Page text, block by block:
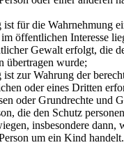
ist für die Wahrnehmung
öffentlichen Interesse
Gewalt erfolgt, die
übertragen wurde;
zur Wahrung der
oder eines Dritten
oder Grundrechte und
die den Schutz
insbesondere dann,
um ein Kind handelt.